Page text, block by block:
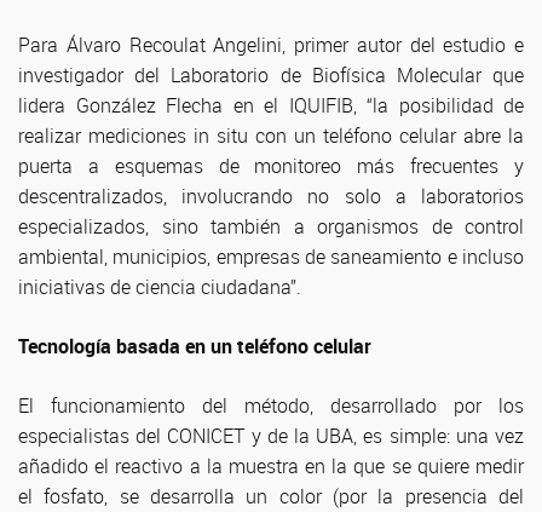
Para Álvaro Recoulat Angelini, primer autor del estudio e
investigador del Laboratorio de Biofísica Molecular que
lidera González Flecha en el IQUIFIB, “la posibilidad de
realizar mediciones in situ con un teléfono celular abre la
puerta a esquemas de monitoreo más frecuentes y
descentralizados, involucrando no solo a laboratorios
especializados, sino también a organismos de control
ambiental, municipios, empresas de saneamiento e incluso
iniciativas de ciencia ciudadana”.
Tecnología basada en un teléfono celular
El funcionamiento del método, desarrollado por los
especialistas del CONICET y de la UBA, es simple: una vez
añadido el reactivo a la muestra en la que se quiere medir
el fosfato, se desarrolla un color (por la presencia del